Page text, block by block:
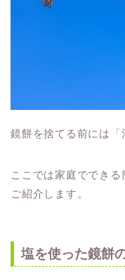
鏡餅を捨てる前には「
ここでは家庭ででき
ご紹介します。
塩を使った鏡餅